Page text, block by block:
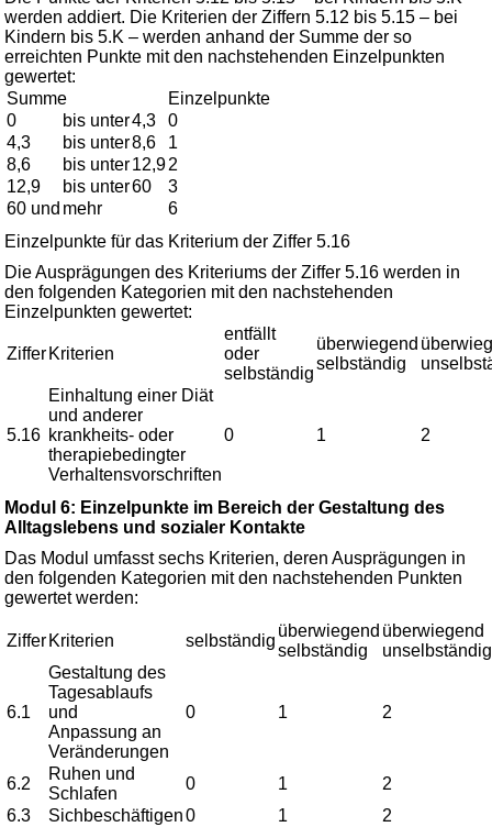
werden addiert. Die Kriterien der Ziffern 5.12 bis 5.15 – bei
Kindern bis 5.K – werden anhand der Summe der so
erreichten Punkte mit den nachstehenden Einzelpunkten
gewertet:
Summe
Einzelpunkte
0
bis unter4,3
0
4,3
bis unter8,6
1
8,6
bis unter12,92
12,9
bis unter60
3
60 und mehr
6
Einzelpunkte für das Kriterium der Ziffer 5.16
Die Ausprägungen des Kriteriums der Ziffer 5.16 werden in
den folgenden Kategorien mit den nachstehenden
Einzelpunkten gewertet:
Ziffer Kriterien
entfällt
oder
selbständig
überwiegend
selbständig
5.16
Einhaltung einer Diät
und anderer
krankheits- oder
therapiebedingter
Verhaltensvorschriften
0 1 2
Modul 6: Einzelpunkte im Bereich der Gestaltung des
Alltagslebens und sozialer Kontakte
Das Modul umfasst sechs Kriterien, deren Ausprägungen in
den folgenden Kategorien mit den nachstehenden Punkten
gewertet werden:
Ziffer Kriterien selbständig
überwiegend
selbständig
überwiegend
unselbständig
6.1
Gestaltung des
Tagesablaufs
und
Anpassung an
Veränderungen
0 1 2
6.2
Ruhen und
Schlafen
0 1
2
6.3
Sichbeschäftigen0 1 2